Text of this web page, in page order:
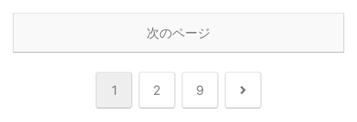
次のページ
1 2 9 次